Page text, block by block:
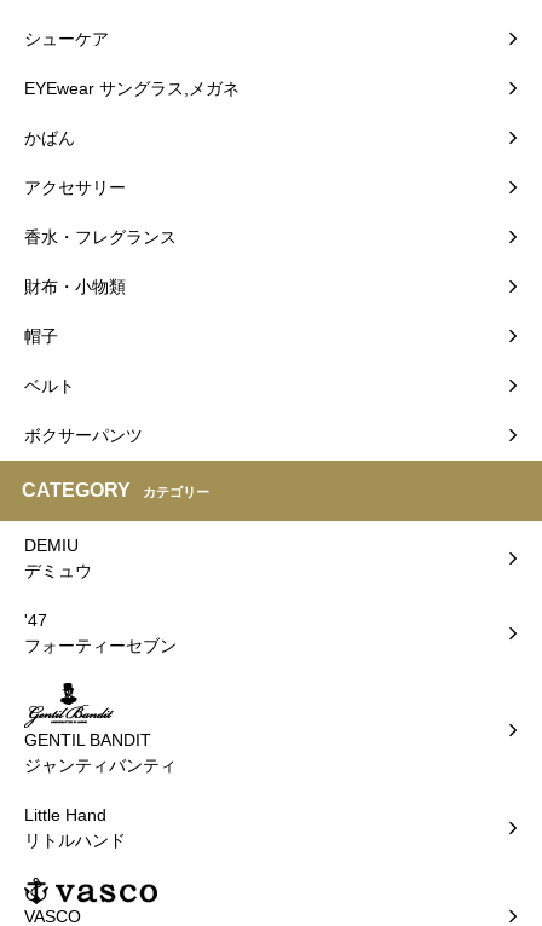
シューケア
EYEwear サングラス,メガネ
かばん
アクセサリー
香水・フレグランス
財布・小物類
帽子
ベルト
ボクサーパンツ
CATEGORY カテゴリー
DEMIU
デミュウ
'47
フォーティーセブン
GENTIL BANDIT
ジャンティバンティ
Little Hand
リトルハンド
VASCO